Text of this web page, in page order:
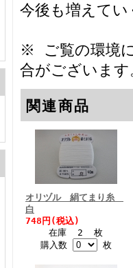
今後も増えて
※ ご覧の環境
合がございま
関連商品
オリヅル 絹てまり糸
白
748円(税込)
在庫 2 枚
購入数
枚